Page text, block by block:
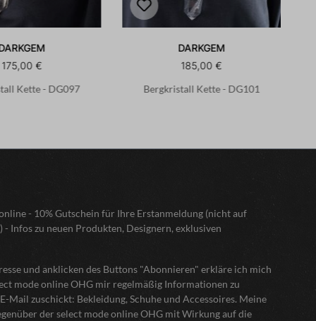
175,00 €
Kette - DG097
DARKGEM
185,00 €
Bergkristall Kette - DG101
- 10% Gutschein für Ihre Erstanmeldung (nicht auf
Infos zu neuen Produkten, Designern, exklusiven
und anklicken des Buttons "Abonnieren" erkläre ich mich
mode online OHG mir regelmäßig Informationen zu
Mail zuschickt: Bekleidung, Schuhe und Accessoires. Meine
der select mode online OHG mit Wirkung auf die